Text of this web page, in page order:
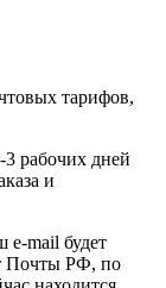
тарифов,
3 рабочих дней
и
e-mail будет
Почты РФ, по